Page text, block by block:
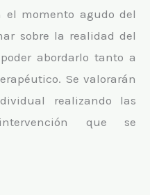
el momento agudo del
sobre la realidad del
abordarlo tanto a
Se valorarán
realizando las
que se